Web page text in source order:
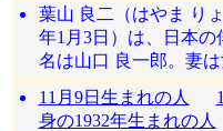
葉山 良二（はやま り
年1月3日）は、日本
名は山口 良一郎。妻は
11月9日生まれの人
身の1932年生まれの人